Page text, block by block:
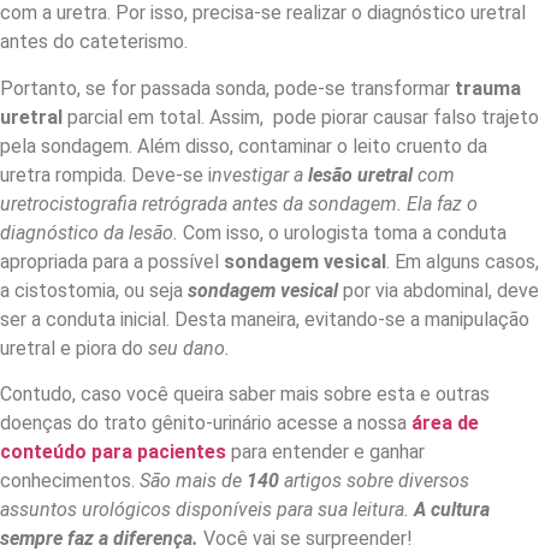
com a uretra. Por isso, precisa-se realizar o diagnóstico uretral
antes do cateterismo.
Portanto, se for passada sonda, pode-se transformar trauma
uretral parcial em total. Assim, pode piorar causar falso trajeto
pela sondagem. Além disso, contaminar o leito cruento da
uretra rompida. Deve-se investigar a lesão uretralcom
uretrocistografia retrógrada antes da sondagem. Ela faz o
diagnóstico da lesão. Com isso, o urologista toma a conduta
apropriada para a possível sondagem vesical . Em alguns casos,
a cistostomia, ou seja sondagem vesicalpor via abdominal, deve
ser a conduta inicial. Desta maneira, evitando-se a manipulação
uretral e piora do seu dano.
Contudo, caso você queira saber mais sobre esta e outras
doenças do trato gênito-urinário acesse a nossa área de
conteúdo para pacientes para entender e ganhar
conhecimentos. São mais de 140 artigos sobre diversos
assuntos urológicos disponíveis para sua leitura.A cultura
sempre faz a diferença. Você vai se surpreender!